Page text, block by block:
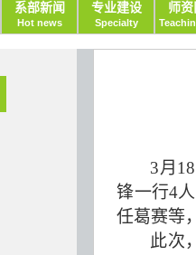
系部新闻
Hot news
专业建设
Specialty
师资
3月
锋一行4
任葛赛等
此次